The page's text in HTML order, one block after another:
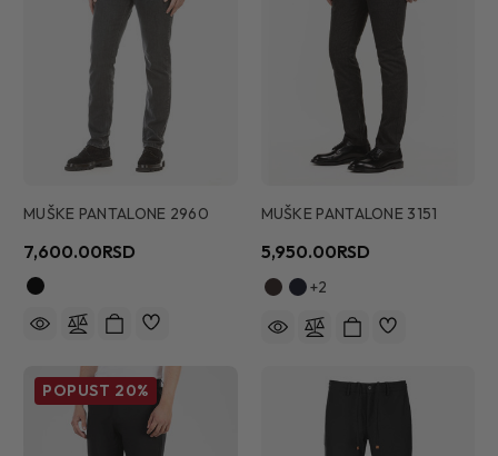
MUŠKE PANTALONE 2960
7,600.00RSD
MUŠKE PANTALONE 3151
5,950.00RSD
+2
POPUST 20%